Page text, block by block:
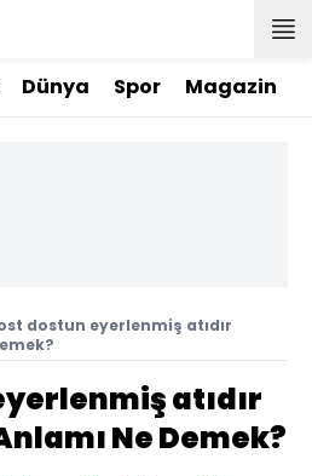
Dünya Spor Magazin
dostun eyerlenmiş atıdır
atıdır
Ne Demek?